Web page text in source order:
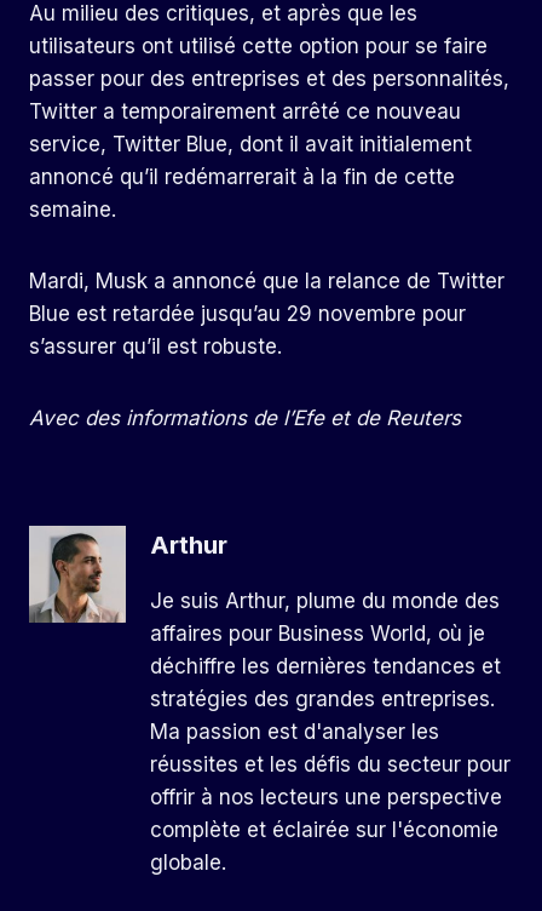
Au milieu des critiques, et après que les
utilisateurs ont utilisé cette option pour se faire
passer pour des entreprises et des personnalités,
Twitter a temporairement arrêté ce nouveau
service, Twitter Blue, dont il avait initialement
annoncé qu’il redémarrerait à la fin de cette
semaine.
Mardi, Musk a annoncé que la relance de Twitter
Blue est retardée jusqu’au 29 novembre pour
s’assurer qu’il est robuste.
Avec des informations de l’Efe et de Reuters
Arthur
Je suis Arthur, plume du monde des
affaires pour Business World, où je
déchiffre les dernières tendances et
stratégies des grandes entreprises.
Ma passion est d'analyser les
réussites et les défis du secteur pour
offrir à nos lecteurs une perspective
complète et éclairée sur l'économie
globale.